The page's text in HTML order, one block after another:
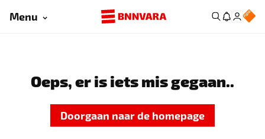
Menu
Oeps, er is iets mis gegaan..
Doorgaan naar de homepage